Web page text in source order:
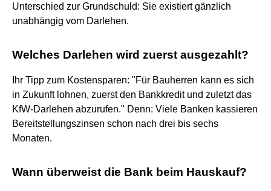
Unterschied zur Grundschuld: Sie existiert gänzlich
unabhängig vom Darlehen.
Welches Darlehen wird zuerst ausgezahlt?
Ihr Tipp zum Kostensparen: "Für Bauherren kann es sich
in Zukunft lohnen, zuerst den Bankkredit und zuletzt das
KfW-Darlehen abzurufen." Denn: Viele Banken kassieren
Bereitstellungszinsen schon nach drei bis sechs
Monaten.
Wann überweist die Bank beim Hauskauf?